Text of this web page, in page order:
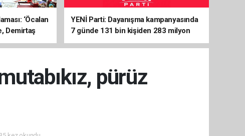
‘Öcalan
Demirtaş
YENİ Parti: Dayanışma kampanyasında
7 günde 131 bin kişiden 283 milyon
liralık destek
pürüz